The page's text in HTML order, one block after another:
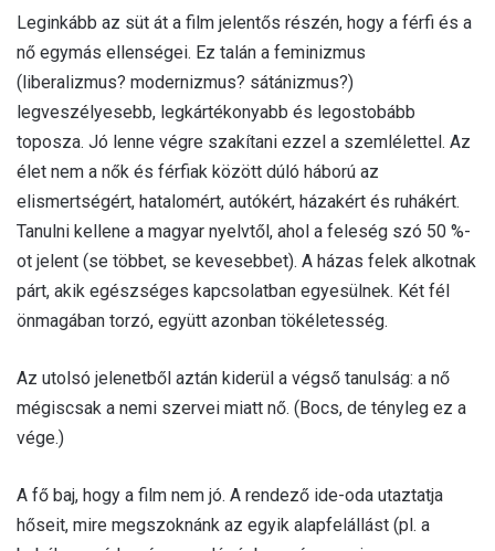
Leginkább az süt át a film jelentős részén, hogy a férfi és a
nő egymás ellenségei. Ez talán a feminizmus
(liberalizmus? modernizmus? sátánizmus?)
legveszélyesebb, legkártékonyabb és legostobább
toposza. Jó lenne végre szakítani ezzel a szemlélettel. Az
élet nem a nők és férfiak között dúló háború az
elismertségért, hatalomért, autókért, házakért és ruhákért.
Tanulni kellene a magyar nyelvtől, ahol a feleség szó 50 %-
ot jelent (se többet, se kevesebbet). A házas felek alkotnak
párt, akik egészséges kapcsolatban egyesülnek. Két fél
önmagában torzó, együtt azonban tökéletesség.
Az utolsó jelenetből aztán kiderül a végső tanulság: a nő
mégiscsak a nemi szervei miatt nő. (Bocs, de tényleg ez a
vége.)
A fő baj, hogy a film nem jó. A rendező ide-oda utaztatja
hőseit, mire megszoknánk az egyik alapfelállást (pl. a